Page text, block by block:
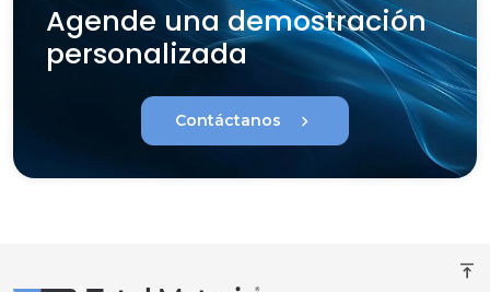
Agende una demostración
personalizada
Contáctanos chevron_right
vertical_align_top